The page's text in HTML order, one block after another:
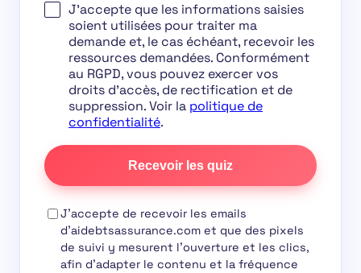
J'accepte que les informations saisies
soient utilisées pour traiter ma
demande et, le cas échéant, recevoir les
ressources demandées. Conformément
au RGPD, vous pouvez exercer vos
droits d'accès, de rectification et de
suppression. Voir la politique de
confidentialité.
Recevoir les quiz
J'accepte de recevoir les emails
d'aidebtsassurance.com et que des pixels
de suivi y mesurent l'ouverture et les clics,
afin d'adapter le contenu et la fréquence